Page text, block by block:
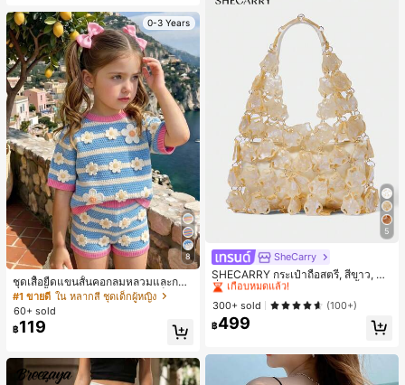
0-3 Years
8
ชุดเสื้อยืดแขนสั้นคอกลมหลวมและกาง
เกงขาสั้นไบค์เกอร์รัดรูปสำหรับเด็กผู้ห
ญิง สไตล์มินิมอล เหมาะสำหรับฤดูใบไ
ม้ผลิและฤดูร้อน
#1 ขายดี ใน หลากสี ชุดเด็กผู้หญิง
60+ sold
฿119
5
SheCarry
SHECARRY กระเป๋าถือสตรี, สีขาว, แฟ
ชั่น, สง่างาม, วันหยุด, งานปาร์ตี้
#1 ขายดี
เกือบหมดแล้ว!
#1 ขายดี
เกือบหมดแล้ว!
#1 ขายดี
เกือบหมดแล้ว!
#1 ขายดี
ใน บรรยากาศฤดูร้อน กระเป๋าหูหิ้วด้านบนผู้หญิง
300+ sold (100+)
฿499